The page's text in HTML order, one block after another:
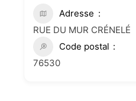
Adresse
RUE DU MUR CRÉNELÉ
Code postal
76530